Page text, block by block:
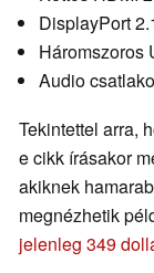
DisplayPort
Háromszoros
Audio
Tekintettel arra,
e cikk írásakor
akiknek
megnézhetik
jelenleg 349